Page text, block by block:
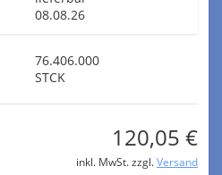
08.08.26
76.406.000
STCK
120,05 €
inkl. MwSt. zzgl. Versand